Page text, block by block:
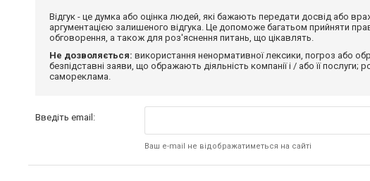
Відгук - це думка або оцінка людей, які бажають передати досвід або
аргументацією залишеного відгука. Це допоможе багатьом прийняти
обговорення, а також для роз'яснення питань, що цікавлять.
Не дозволяється: використання ненормативної лексики, погроз або
безпідставні заяви, що ображають діяльність компанії і / або її
самореклама.
Введіть email:
Ваш e-mail не відображатиметься на сайті